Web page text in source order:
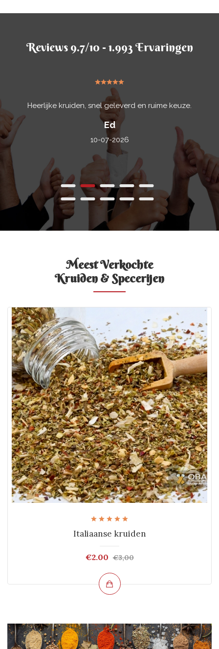
Reviews 9.7/10 - 1.993 Ervaringen
Heerlijke kruiden, snel geleverd en ruime keuze.
Ed
10-07-2026
Meest Verkochte
Kruiden & Specerijen
Italiaanse kruiden
€2.00 €3,00